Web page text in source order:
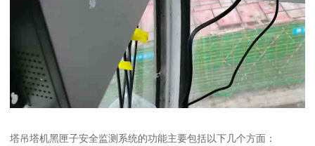
塔吊塔机黑匣子安全监测系统的功能主要包括以下几个方面：